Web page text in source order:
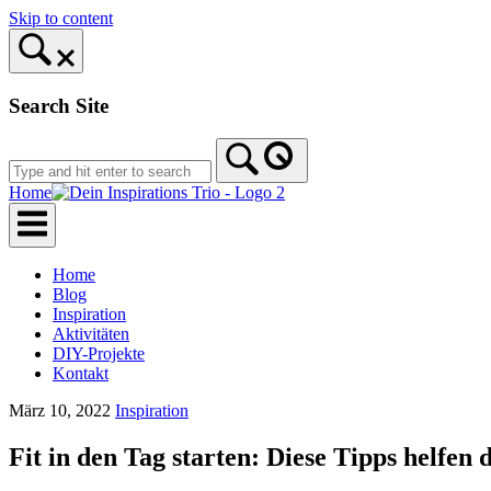
Skip to content
Search Site
Home
Home
Blog
Inspiration
Aktivitäten
DIY-Projekte
Kontakt
März 10, 2022 Inspiration
Fit in den Tag starten: Diese Tipps helfen